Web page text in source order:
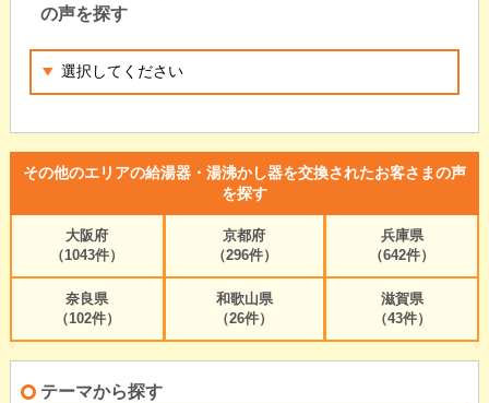
の声を探す
その他のエリアの給湯器・湯沸かし器を交換されたお客さまの声
を探す
大阪府
（1043件）
京都府
（296件）
兵庫県
（642件）
奈良県
（102件）
和歌山県
（26件）
滋賀県
（43件）
テーマから探す